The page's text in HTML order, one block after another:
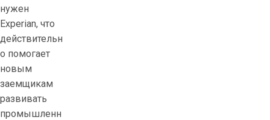
нужен
Experian, что
действительн
о помогает
новым
заемщикам
развивать
промышленн